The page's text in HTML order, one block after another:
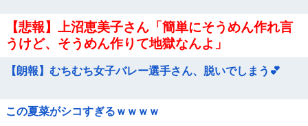
【悲報】上沼恵美子さん「簡単にそうめん作れ言
うけど、そうめん作りて地獄なんよ」
【朗報】むちむち女子バレー選手さん、脱いでしまう💕
この夏菜がシコすぎるｗｗｗｗ